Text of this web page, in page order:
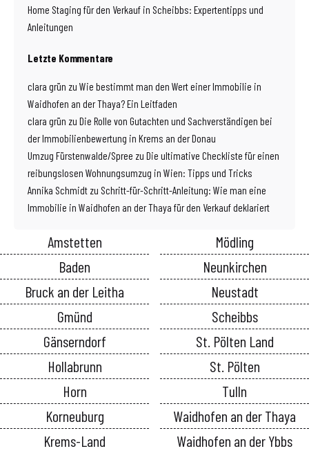
Home Staging für den Verkauf in Scheibbs: Expertentipps und
Anleitungen
Letzte Kommentare
clara grün zu Wie bestimmt man den Wert einer Immobilie in
Waidhofen an der Thaya? Ein Leitfaden
clara grün zu Die Rolle von Gutachten und Sachverständigen bei
der Immobilienbewertung in Krems an der Donau
Umzug Fürstenwalde/Spree zu Die ultimative Checkliste für einen
reibungslosen Wohnungsumzug in Wien: Tipps und Tricks
Annika Schmidt zu Schritt-für-Schritt-Anleitung: Wie man eine
Immobilie in Waidhofen an der Thaya für den Verkauf deklariert
Amstetten
Baden
Bruck an der Leitha
Gmünd
Gänserndorf
Hollabrunn
Horn
Korneuburg
Krems-Land
Mödling
Neunkirchen
Neustadt
Scheibbs
St. Pölten Land
St. Pölten
Tulln
Waidhofen an der Thaya
Waidhofen an der Ybbs